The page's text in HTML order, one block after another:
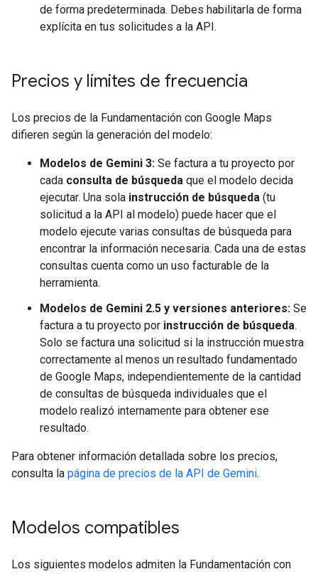
de forma predeterminada. Debes habilitarla de forma
explícita en tus solicitudes a la API.
Precios y límites de frecuencia
Los precios de la Fundamentación con Google Maps
difieren según la generación del modelo:
Modelos de Gemini 3: Se factura a tu proyecto por
cada consulta de búsqueda que el modelo decida
ejecutar. Una sola instrucción de búsqueda (tu
solicitud a la API al modelo) puede hacer que el
modelo ejecute varias consultas de búsqueda para
encontrar la información necesaria. Cada una de estas
consultas cuenta como un uso facturable de la
herramienta.
Modelos de Gemini 2.5 y versiones anteriores: Se
factura a tu proyecto por instrucción de búsqueda.
Solo se factura una solicitud si la instrucción muestra
correctamente al menos un resultado fundamentado
de Google Maps, independientemente de la cantidad
de consultas de búsqueda individuales que el
modelo realizó internamente para obtener ese
resultado.
Para obtener información detallada sobre los precios,
consulta la página de precios de la API de Gemini.
Modelos compatibles
Los siguientes modelos admiten la Fundamentación con